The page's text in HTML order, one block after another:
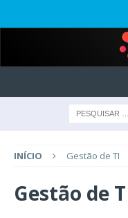
INÍCIO Gestão de TI
Gestão de